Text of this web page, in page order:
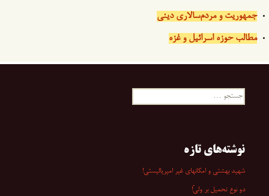
جمهوریت و مردم‌سالاری دینی
مطالب حوزه اسرائیل و غزه
جستجو
نوشته‌های تازه
شهید بهشتی و امکانهای غیر امپریالیستی!
دو نوع تحمیل بر ولیّ!